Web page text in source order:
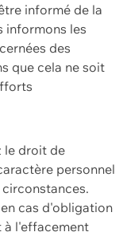
informé de la
informons les
des
que cela ne soit
le droit de
personnel
cas d'obligation
à l'effacement